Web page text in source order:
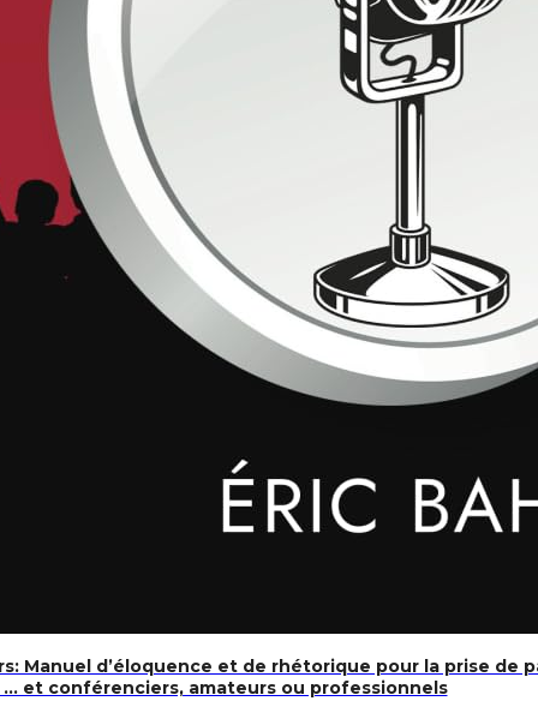
Manuel d’éloquence et de rhétorique pour la prise de
… et conférenciers, amateurs ou professionnels